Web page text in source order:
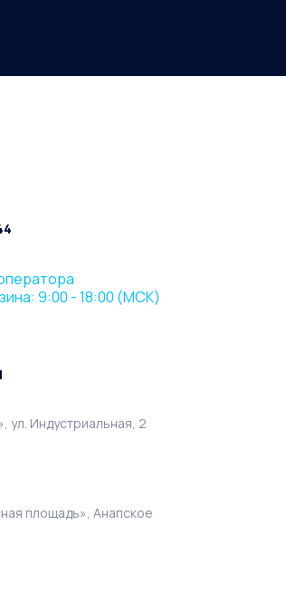
9:00 - 18:00 (МСК)
ул. Индустриальная, 2
площадь», Анапское